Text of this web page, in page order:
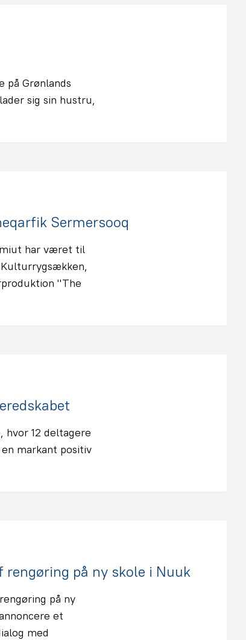
på Grønlands
sig sin hustru,
Sermersooq
har været til
"The
12 deltagere
markant positiv
på ny skole i Nuuk
på ny
et
med